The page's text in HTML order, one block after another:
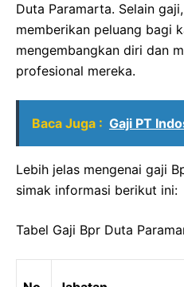
Duta Paramarta. Selain
memberikan peluang bagi
mengembangkan diri dan
profesional mereka.
Baca Juga : Gaji PT
Lebih jelas mengenai gaji
simak informasi berikut ini:
Tabel Gaji Bpr Duta